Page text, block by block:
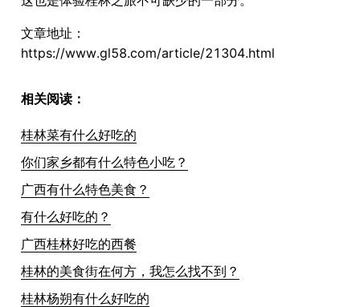
文章地址：
https://www.gl58.com/article/21304.html
相关阅读：
桂林菜有什么好吃的
你们家乡都有什么特色小吃？
广西有什么特色美食？
有什么好吃的？
广西桂林好吃的西餐
桂林的美食街在何方，我怎么找不到？
桂林杨朔有什么好吃的